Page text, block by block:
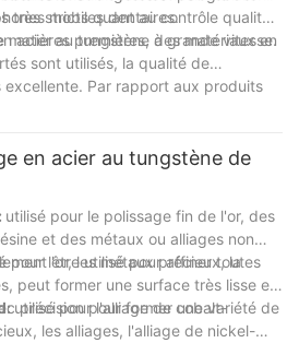
mobiles dentaires.
très stricts quant au contrôle qualité
acier au tungstène à grande vitesse.
matières premières, des matériaux en
sont utilisés, la qualité de
Par rapport aux produits
au tungstène, notre aiguille pour
en acier au tungstène de
utilisé pour le polissage fin de l'or, des
et des métaux ou alliages non
être utilisé pour affiner toutes
pour l'or, les métaux précieux, la
peut former une surface très lisse et
précision pour former une variété de
utilisé pour l'alliage de cobalt-
les alliages, l'alliage de nickel-